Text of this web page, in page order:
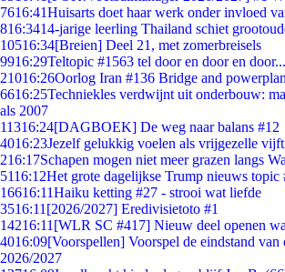
7616:41Huisarts doet haar werk onder invloed
816:3414-jarige leerling Thailand schiet
10516:34[Breien] Deel 21, met zomerbreisels
9916:29Teltopic #1563 tel door en door en
21016:26Oorlog Iran #136 Bridge and
6616:25Techniekles verdwijnt uit onderbouw:
als 2007
11316:24[DAGBOEK] De weg naar balans #12
4016:23Jezelf gelukkig voelen als vrijgezelle
216:17Schapen mogen niet meer grazen langs
5116:12Het grote dagelijkse Trump nieuws topic
16616:11Haiku ketting #27 - strooi wat liefde
3516:11 [2026/2027] Eredivisietoto #1
14216:11 [WLR SC #417] Nieuw deel openen
4016:09[Voorspellen] Voorspel de eindstand van
2026/2027